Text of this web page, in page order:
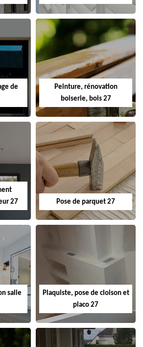
de
Peinture, rénovation
boiserie, bois 27
27
Pose de parquet 27
salle
Plaquiste, pose de cloison et
placo 27